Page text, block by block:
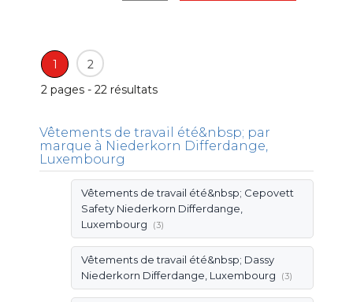
1
2
2 pages - 22 résultats
Vêtements de travail été&nbsp; par
marque à Niederkorn Differdange,
Luxembourg
Vêtements de travail été&nbsp; Cepovett
Safety Niederkorn Differdange,
Luxembourg
(3)
Vêtements de travail été&nbsp; Dassy
Niederkorn Differdange, Luxembourg
(3)